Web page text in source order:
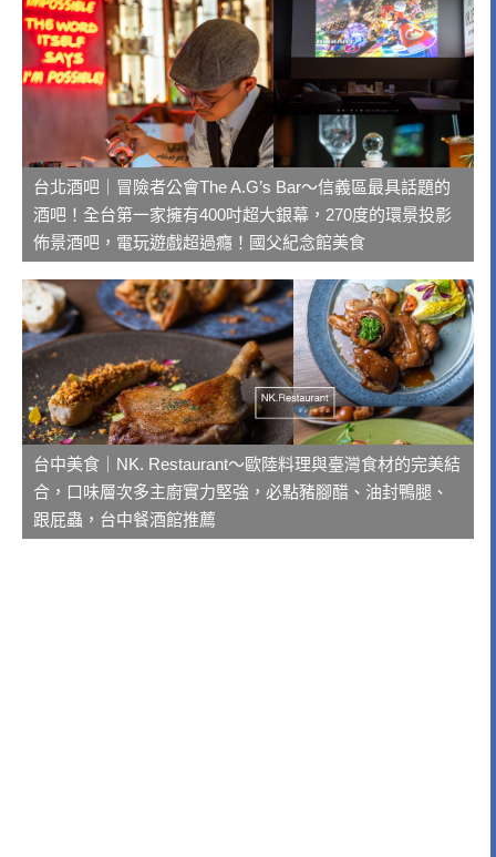
台北酒吧｜冒險者公會The A.G’s Bar～信義區最具話題的
酒吧！全台第一家擁有400吋超大銀幕，270度的環景投影
佈景酒吧，電玩遊戲超過癮！國父紀念館美食
台中美食｜NK. Restaurant～歐陸料理與臺灣食材的完美結
合，口味層次多主廚實力堅強，必點豬腳醋、油封鴨腿、
跟屁蟲，台中餐酒館推薦